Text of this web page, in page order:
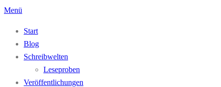
Zum
springen
Menü
Start
Blog
Schreibwelten
Leseproben
Veröffentlichungen